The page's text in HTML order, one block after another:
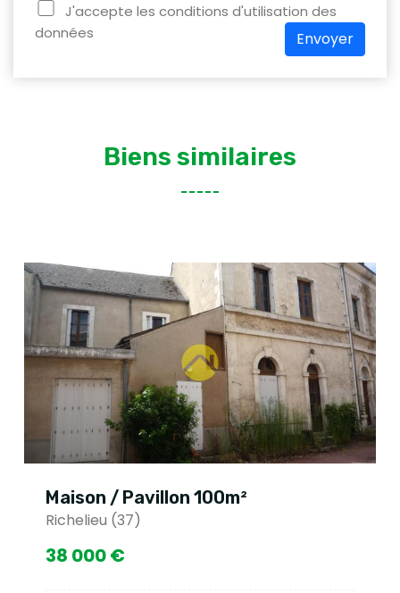
J'accepte les conditions d'utilisation des
données
Envoyer
Biens similaires
Maison / Pavillon 100m²
Richelieu (37)
38 000 €